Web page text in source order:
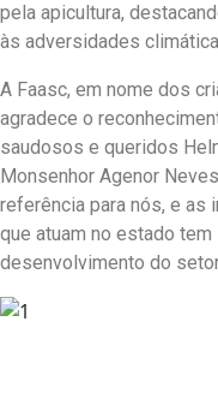
pela apicultura,
às adversidades
A Faasc, em nome dos
agradece o
saudosos e queridos
Monsenhor Agenor
referência para nós, e as
que atuam no estado
desenvolvimento do